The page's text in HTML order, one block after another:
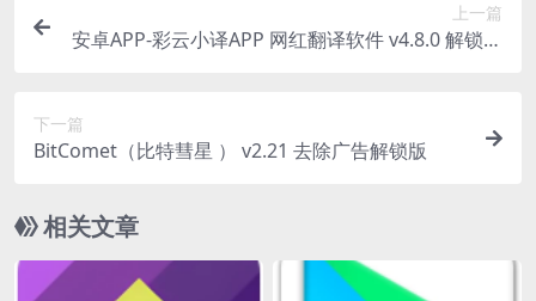
上一篇
安卓APP-彩云小译APP 网红翻译软件 v4.8.0 解锁会
下一篇
BitComet（比特彗星 ） v2.21 去除广告解锁版
相关文章